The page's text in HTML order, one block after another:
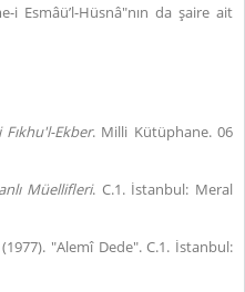
i Esmâü’l-Hüsnâ"nın da şaire ait
Ekber. Milli Kütüphane. 06
Müellifleri. C.1. İstanbul: Meral
"Alemî Dede".C.1. İstanbul: